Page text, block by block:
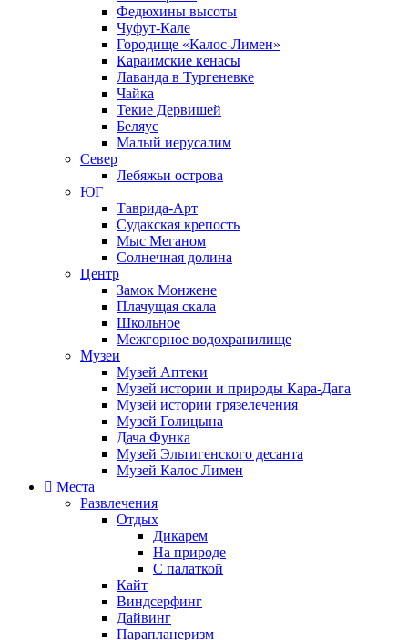
Федюхины высоты
Чуфут-Кале
Городище «Калос-Лимен»
Караимские кенасы
Лаванда в Тургеневке
Чайка
Текие Дервишей
Беляус
Малый иерусалим
Север
Лебяжьи острова
ЮГ
Таврида-Арт
Судакская крепость
Мыс Меганом
Солнечная долина
Центр
Замок Монжене
Плачущая скала
Школьное
Межгорное водохранилище
Музеи
Музей Аптеки
Музей истории и природы Кара-Дага
Музей истории грязелечения
Музей Голицына
Дача Функа
Музей Эльтигенского десанта
Музей Калос Лимен
Места
Развлечения
Отдых
Дикарем
На природе
С палаткой
Кайт
Виндсерфинг
Дайвинг
Парапланеризм